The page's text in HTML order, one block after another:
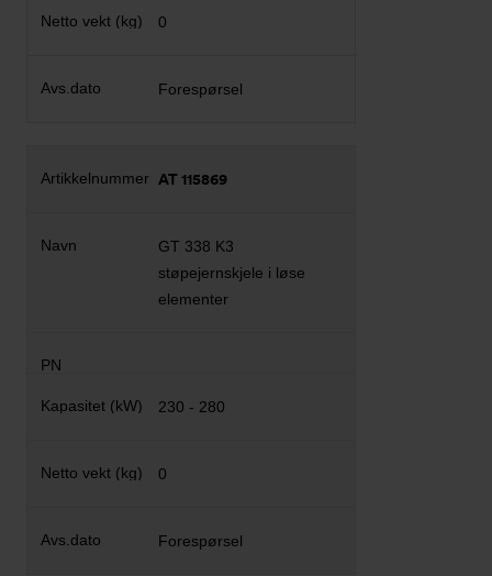
0
Forespørsel
AT 115869
GT 338 K3
støpejernskjele i løse
elementer
230 - 280
0
Forespørsel